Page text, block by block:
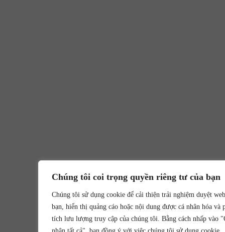
Chúng tôi coi trọng quyền riêng tư của bạn
Chúng tôi sử dụng cookie để cải thiện trải nghiệm duyệt
bạn, hiển thị quảng cáo hoặc nội dung được cá nhân hóa và
tích lưu lượng truy cập của chúng tôi. Bằng cách nhấp vào